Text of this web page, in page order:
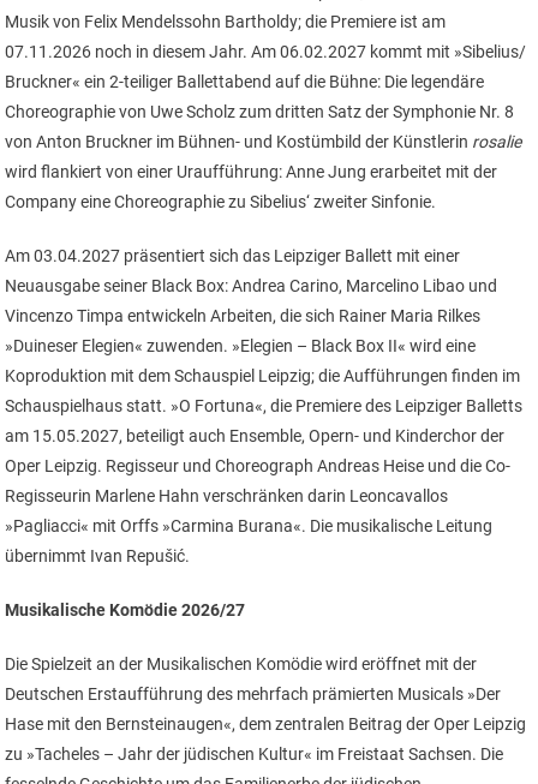
Musik von Felix Mendelssohn Bartholdy; die Premiere ist am
07.11.2026 noch in diesem Jahr. Am 06.02.2027 kommt mit »Sibelius/
Bruckner« ein 2-teiliger Ballettabend auf die Bühne: Die legendäre
Choreographie von Uwe Scholz zum dritten Satz der Symphonie Nr. 8
von Anton Bruckner im Bühnen- und Kostümbild der Künstlerin rosalie
wird flankiert von einer Uraufführung: Anne Jung erarbeitet mit der
Company eine Choreographie zu Sibelius‘ zweiter Sinfonie.
Am 03.04.2027 präsentiert sich das Leipziger Ballett mit einer
Neuausgabe seiner Black Box: Andrea Carino, Marcelino Libao und
Vincenzo Timpa entwickeln Arbeiten, die sich Rainer Maria Rilkes
»Duineser Elegien« zuwenden. »Elegien – Black Box II« wird eine
Koproduktion mit dem Schauspiel Leipzig; die Aufführungen finden im
Schauspielhaus statt. »O Fortuna«, die Premiere des Leipziger Balletts
am 15.05.2027, beteiligt auch Ensemble, Opern- und Kinderchor der
Oper Leipzig. Regisseur und Choreograph Andreas Heise und die Co-
Regisseurin Marlene Hahn verschränken darin Leoncavallos
»Pagliacci« mit Orffs »Carmina Burana«. Die musikalische Leitung
übernimmt Ivan Repušić.
Musikalische Komödie 2026/27
Die Spielzeit an der Musikalischen Komödie wird eröffnet mit der
Deutschen Erstaufführung des mehrfach prämierten Musicals »Der
Hase mit den Bernsteinaugen«, dem zentralen Beitrag der Oper Leipzig
zu »Tacheles – Jahr der jüdischen Kultur« im Freistaat Sachsen. Die